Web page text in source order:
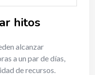
hitos
alcanzar
a un par de días,
de recursos.